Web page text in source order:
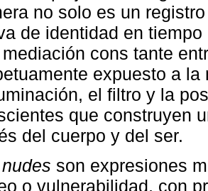
no solo es un
de identidad en
cons tante
expuesto a
el filtro y la
que construyen
del cuerpo y del ser.
nudes son expresiones
o vulnerabilidad, con